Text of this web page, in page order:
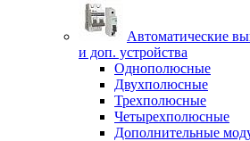
Автоматические
и доп. устройства
Однополюсные
Двухполюсные
Трехполюсные
Четырехполюсные
Дополнительные